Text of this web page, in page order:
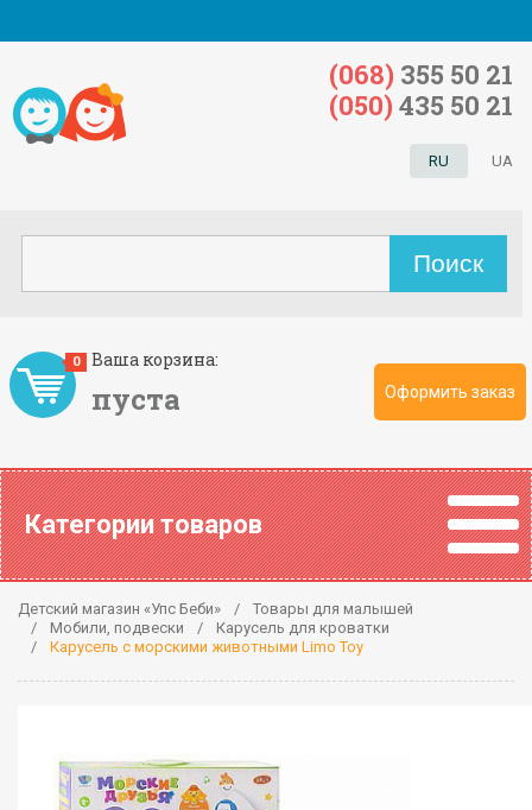
Ваша корзина:
пуста
0
Оформить заказ
RU UA
(068) 355 50 21
(050) 435 50 21
Категории товаров
Детский магазин «Упс Беби»
Товары для малышей
Мобили, подвески
Карусель для кроватки
Карусель с морскими животными Limo Toy